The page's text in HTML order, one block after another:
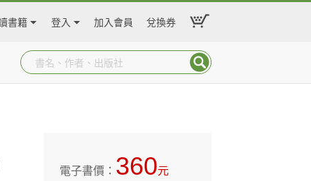
書籍 登入 加入會員 兌換券
電子書價： 360元